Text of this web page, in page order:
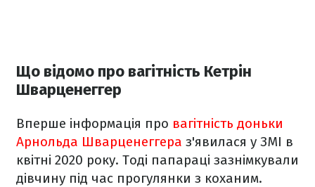
Що відомо про вагітність Кетрін
Шварценеггер
Вперше інформація про вагітність доньки
Арнольда Шварценеггера з'явилася у ЗМІ в
квітні 2020 року. Тоді папараці зазнімкували
дівчину під час прогулянки з коханим.